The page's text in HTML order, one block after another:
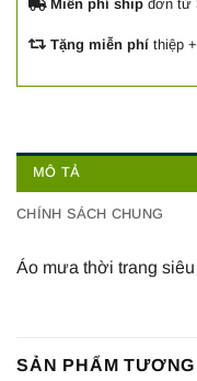
Miễn phí ship đơn từ
Tặng miễn phí thiệp
MÔ TẢ
CHÍNH SÁCH CHUNG
Áo mưa thời trang
SẢN PHẨM